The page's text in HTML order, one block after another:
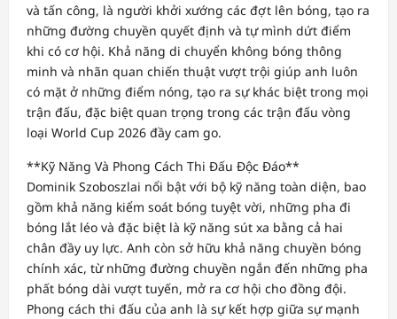
và tấn công, là người khởi xướng các đợt lên bóng, tạo ra
những đường chuyền quyết định và tự mình dứt điểm
khi có cơ hội. Khả năng di chuyển không bóng thông
minh và nhãn quan chiến thuật vượt trội giúp anh luôn
có mặt ở những điểm nóng, tạo ra sự khác biệt trong mọi
trận đấu, đặc biệt quan trọng trong các trận đấu vòng
loại World Cup 2026 đầy cam go.
**Kỹ Năng Và Phong Cách Thi Đấu Độc Đáo**
Dominik Szoboszlai nổi bật với bộ kỹ năng toàn diện, bao
gồm khả năng kiểm soát bóng tuyệt vời, những pha đi
bóng lắt léo và đặc biệt là kỹ năng sút xa bằng cả hai
chân đầy uy lực. Anh còn sở hữu khả năng chuyền bóng
chính xác, từ những đường chuyền ngắn đến những pha
phất bóng dài vượt tuyến, mở ra cơ hội cho đồng đội.
Phong cách thi đấu của anh là sự kết hợp giữa sự mạnh